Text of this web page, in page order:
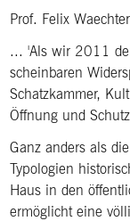
Prof. Felix
... 'Als wir 2011
scheinbaren
Schatzkammer,
Öffnung und
Ganz anders als
Typologien
Haus in den
ermöglicht eine